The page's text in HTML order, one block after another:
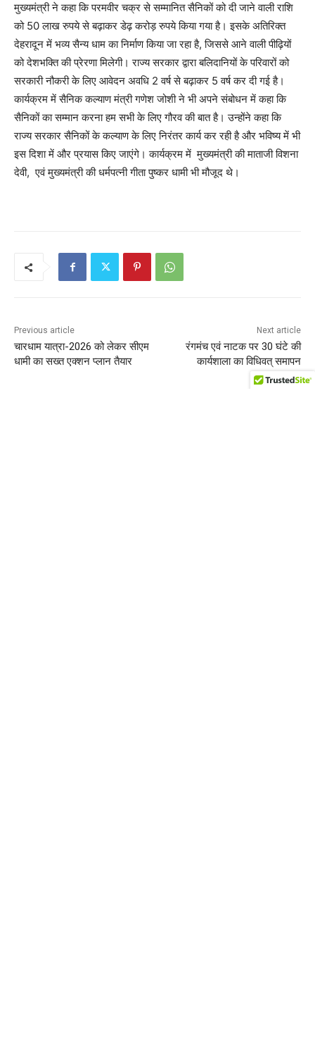
मुख्यमंत्री ने कहा कि परमवीर चक्र से सम्मानित सैनिकों को दी जाने वाली राशि
को 50 लाख रुपये से बढ़ाकर डेढ़ करोड़ रुपये किया गया है। इसके अतिरिक्त
देहरादून में भव्य सैन्य धाम का निर्माण किया जा रहा है, जिससे आने वाली पीढ़ियों
को देशभक्ति की प्रेरणा मिलेगी। राज्य सरकार द्वारा बलिदानियों के परिवारों को
सरकारी नौकरी के लिए आवेदन अवधि 2 वर्ष से बढ़ाकर 5 वर्ष कर दी गई है।
कार्यक्रम में सैनिक कल्याण मंत्री गणेश जोशी ने भी अपने संबोधन में कहा कि
सैनिकों का सम्मान करना हम सभी के लिए गौरव की बात है। उन्होंने कहा कि
राज्य सरकार सैनिकों के कल्याण के लिए निरंतर कार्य कर रही है और भविष्य में भी
इस दिशा में और प्रयास किए जाएंगे। कार्यक्रम में मुख्यमंत्री की माताजी विशना
देवी, एवं मुख्यमंत्री की धर्मपत्नी गीता पुष्कर धामी भी मौजूद थे।
Previous article
चारधाम यात्रा-2026 को लेकर सीएम
धामी का सख्त एक्शन प्लान तैयार
Next article
रंगमंच एवं नाटक पर 30 घंटे की
कार्यशाला का विधिवत् समापन